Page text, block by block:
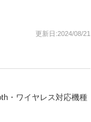
更新日:2024/08/21
・ワイヤレス対応機種